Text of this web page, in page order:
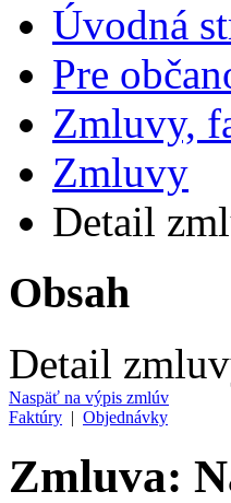
Úvodná
Pre
Zmluvy,
Zmluvy
Detail
Obsah
Detail
Naspäť na výpis zmlúv
Faktúry | Objednávky
Zmluva: